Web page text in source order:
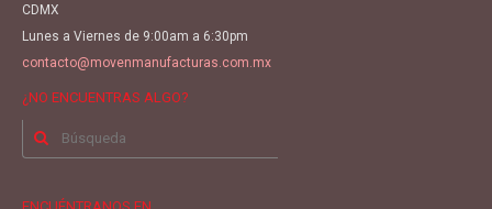
CDMX
Lunes a Viernes de 9:00am a 6:30pm
contacto@movenmanufacturas.com.mx
¿NO ENCUENTRAS ALGO?
Buscar